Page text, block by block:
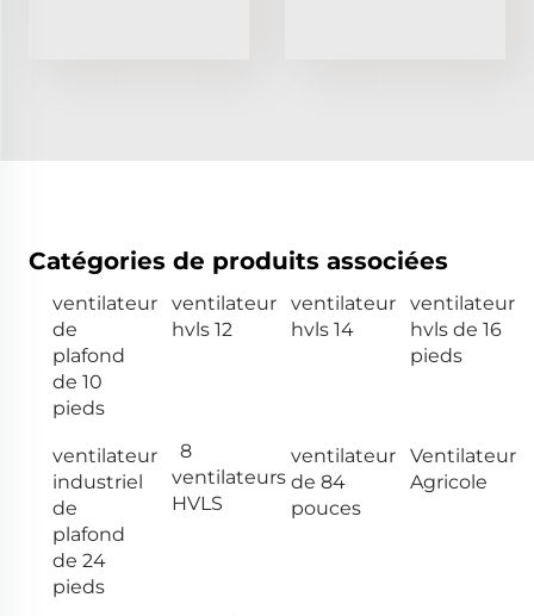
Catégories de produits associées
ventilateur
de
plafond
de 10
pieds
ventilateur
hvls 12
ventilateur
hvls 14
ventilateur
hvls de 16
pieds
ventilateur
industriel
de
plafond
de 24
pieds
8
ventilateurs
HVLS
ventilateur
de 84
pouces
Ventilateur
Agricole